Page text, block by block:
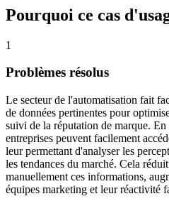
Pourquoi ce cas
1
Problèmes résolus
Le secteur de l'automatisation fait
de données pertinentes pour
suivi de la réputation de marque.
entreprises peuvent facilement
leur permettant d'analyser les
les tendances du marché. Cela
manuellement ces informations,
équipes marketing et leur réactivité